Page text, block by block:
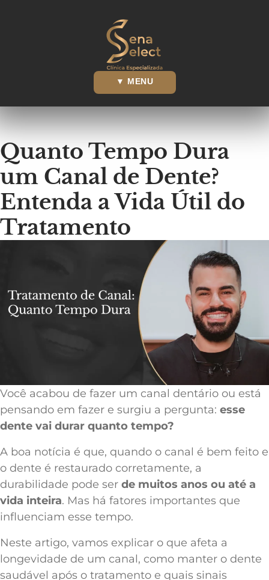
Quanto Tempo Dura
um Canal de Dente?
Entenda a Vida Útil do
Tratamento
Você acabou de fazer um canal dentário ou está
pensando em fazer e surgiu a pergunta: esse
dente vai durar quanto tempo?
A boa notícia é que, quando o canal é bem feito e
o dente é restaurado corretamente, a
durabilidade pode ser de muitos anos ou até a
vida inteira. Mas há fatores importantes que
influenciam esse tempo.
Neste artigo, vamos explicar o que afeta a
longevidade de um canal, como manter o dente
saudável após o tratamento e quais sinais